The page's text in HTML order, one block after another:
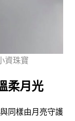
資珠寶
柔月光
同樣由月亮守護